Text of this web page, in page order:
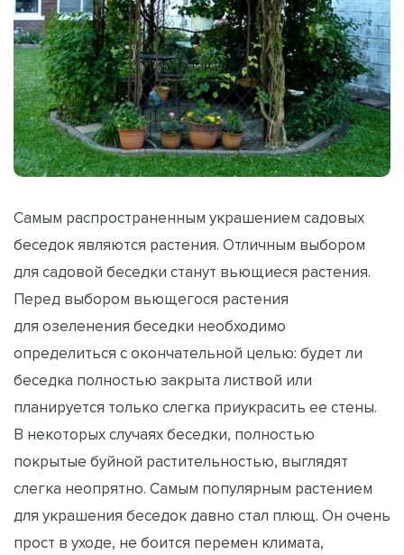
Самым распространенным украшением садовых
беседок являются растения. Отличным выбором
для садовой беседки станут вьющиеся растения.
Перед выбором вьющегося растения
для озеленения беседки необходимо
определиться с окончательной целью: будет ли
беседка полностью закрыта листвой или
планируется только слегка приукрасить ее стены.
В некоторых случаях беседки, полностью
покрытые буйной растительностью, выглядят
слегка неопрятно. Самым популярным растением
для украшения беседок давно стал плющ. Он очень
прост в уходе, не боится перемен климата,